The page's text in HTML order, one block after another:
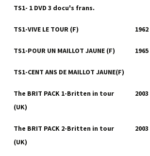
TS1- 1 DVD 3 docu's frans.
TS1-VIVE LE TOUR (F) 1962
TS1-POUR UN MAILLOT JAUNE (F) 1965
TS1-CENT ANS DE MAILLOT JAUNE(F)
The BRIT PACK 1-Britten in tour
(UK)
2003
The BRIT PACK 2-Britten in tour
(UK)
2003